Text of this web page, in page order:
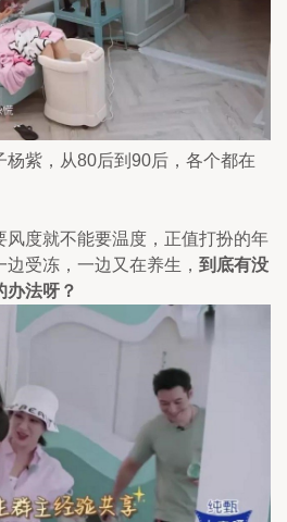
杨紫，从80后到90后，各个都在
风度就不能要温度，正值打扮的年
受冻，一边又在养生， 到底有没
办法呀？